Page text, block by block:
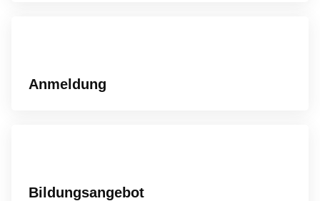
Anmeldung
Bildungsangebot